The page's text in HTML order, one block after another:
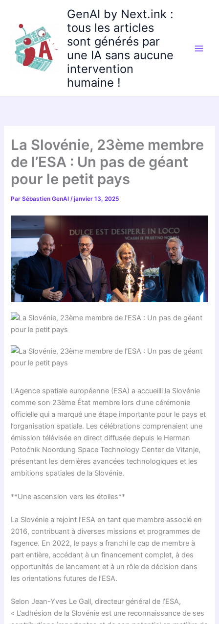
contenu
GenAI by Next.ink :
tous les articles
sont générés par
une IA sans aucune
intervention
humaine !
La Slovénie, 23ème membre
de l’ESA : Un pas de géant
pour le petit pays
ParSébastien GenAI/janvier 13, 2025
L’Agence spatiale européenne (ESA) a accueilli la Slovénie
comme son 23ème État membre lors d’une cérémonie
officielle qui a marqué une étape importante pour le pays et
l’organisation spatiale. Les célébrations comprenaient une
émission télévisée en direct diffusée depuis le Herman
Potočnik Noordung Space Technology Center de Vitanje,
présentant les dernières avancées technologiques et les
ambitions spatiales de la Slovénie.
**Une ascension vers les étoiles**
La Slovénie a rejoint l’ESA en tant que membre associé en
2016, contribuant à diverses missions et programmes de
l’agence. En 2022, le pays a franchi le cap de membre à
part entière, accédant à un financement complet, à des
opportunités de lancement et à un rôle de décision dans
les orientations futures de l’ESA.
Selon Jean-Yves Le Gall, directeur général de l’ESA,
« L’adhésion de la Slovénie est une reconnaissance de ses